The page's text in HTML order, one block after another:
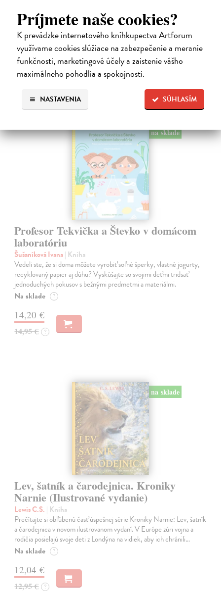
Príjmete naše cookies?
K prevádzke internetového kníhkupectva Artforum
využívame cookies slúžiace na zabezpečenie a meranie
funkčnosti, marketingové účely a zaistenie vášho
maximálneho pohodlia a spokojnosti.
SÚHLASÍM
NASTAVENIA
Alica je zvedavá mačka, ktorá býva so zvedavým Andrejom. Obaja sú
fascinovaní ríšou hmyzu.
Na sklade
28,03 €
28,90 € ?
na sklade
Profesor Tekvička a Števko v domácom
laboratóriu
Šušaníková Ivana| Kniha
Vedeli ste, že si doma môžete vyrobiť soľné šperky, vlastné jogurty,
recyklovaný papier aj dúhu? Vyskúšajte so svojimi deťmi tridsať
jednoduchých pokusov s bežnými predmetmi a materiálmi.
Na sklade ?
14,20 €
14,95 € ?
na sklade
Lev, šatník a čarodejnica. Kroniky
Narnie (Ilustrované vydanie)
Lewis C.S. | Kniha
Prečítajte si obľúbenú časť úspešnej série Kroniky Narnie: Lev, šatník
a čarodejnica v novom ilustrovanom vydaní. V Európe zúri vojna a
rodičia posielajú svoje deti z Londýna na vidiek, aby ich chránili…
Na sklade ?
12,04 €
12,95 € ?